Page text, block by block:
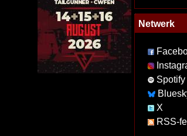
Netwerk
Spotify
X
RSS-